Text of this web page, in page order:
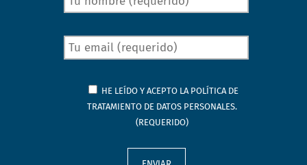
HE LEÍDO Y ACEPTO LA POLÍTICA DE
TRATAMIENTO DE DATOS PERSONALES.
(REQUERIDO)